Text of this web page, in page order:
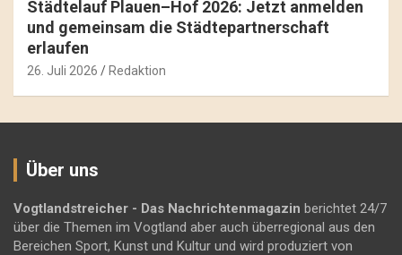
Städtelauf Plauen–Hof 2026: Jetzt anmelden
und gemeinsam die Städtepartnerschaft
erlaufen
26. Juli 2026 Redaktion
Über uns
Vogtlandstreicher - Das Nachrichtenmagazin berichtet 24/7
über die Themen im Vogtland aber auch überregional aus den
Bereichen Sport, Kunst und Kultur und wird produziert von